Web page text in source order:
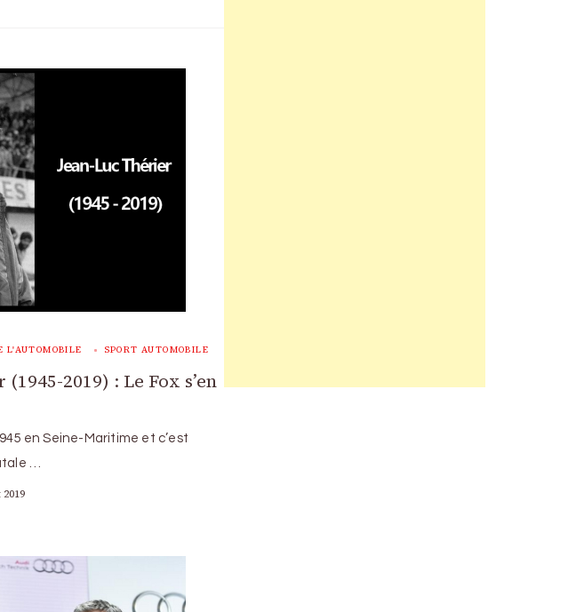
L'AUTOMOBILE SPORT AUTOMOBILE
2019) : Le Fox s’en
en Seine-Maritime et c’est
…